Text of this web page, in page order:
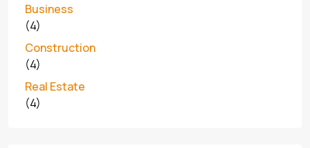
Business
(4)
Construction
(4)
Real Estate
(4)